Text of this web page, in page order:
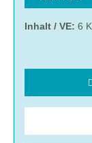
Inhalt / VE: 6